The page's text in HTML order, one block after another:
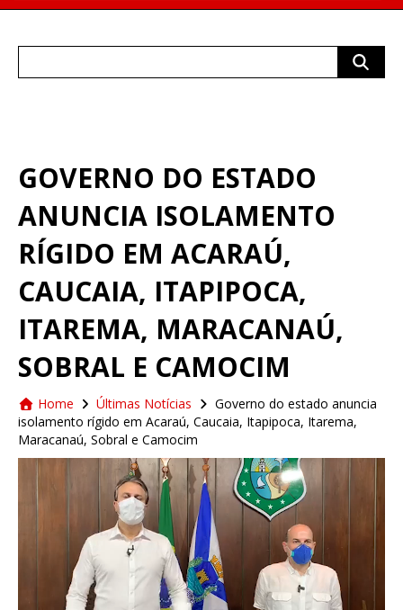
GOVERNO DO ESTADO
ANUNCIA ISOLAMENTO
RÍGIDO EM ACARAÚ,
CAUCAIA, ITAPIPOCA,
ITAREMA, MARACANAÚ,
SOBRAL E CAMOCIM
Home Últimas Notícias
Governo do estado anuncia
isolamento rígido em Acaraú, Caucaia, Itapipoca, Itarema,
Maracanaú, Sobral e Camocim
Tocador
vídeo